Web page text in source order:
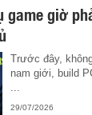
game giờ
Trước đây,
nam giới, build
...
29/07/2026